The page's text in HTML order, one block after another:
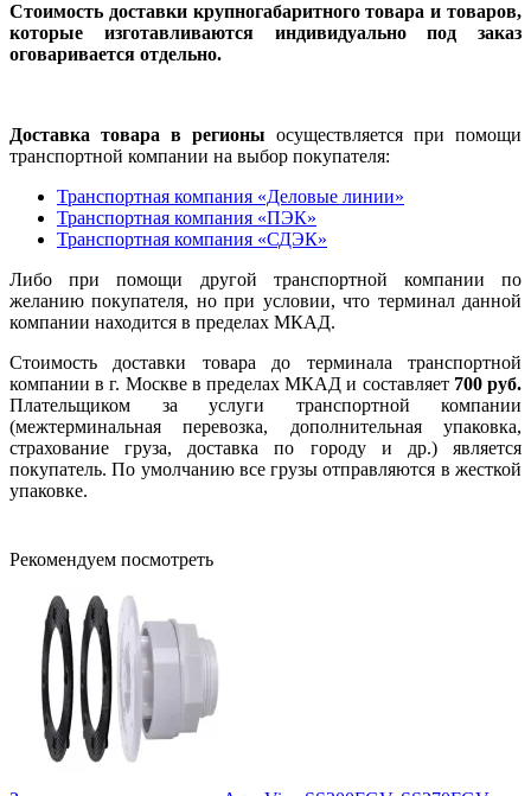
Стоимость доставки крупногабаритного товара и товаров,
которые изготавливаются индивидуально под заказ
оговаривается отдельно.
Доставка товара в регионы осуществляется при помощи
транспортной компании на выбор покупателя:
Транспортная компания «Деловые линии»
Транспортная компания «ПЭК»
Транспортная компания «СДЭК»
Либо при помощи другой транспортной компании по
желанию покупателя, но при условии, что терминал данной
компании находится в пределах МКАД.
Стоимость доставки товара до терминала транспортной
компании в г. Москве в пределах МКАД и составляет 700 руб.
Плательщиком за услуги транспортной компании
(межтерминальная перевозка, дополнительная упаковка,
страхование груза, доставка по городу и др.) является
покупатель. По умолчанию все грузы отправляются в жесткой
упаковке.
Рекомендуем посмотреть